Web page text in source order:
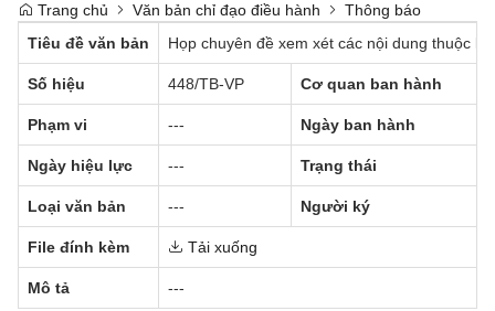
Trang chủ Văn bản chỉ đạo điều hành
Thông báo
Tiêu đề văn bản
Họp chuyên đề xem xét các nội dung thuộc
Số hiệu 448/TB-VP Cơ quan ban hành
Phạm vi --- Ngày ban hành
Ngày hiệu lực --- Trạng thái
Loại văn bản --- Người ký
File đính kèm Tải xuống
Mô tả ---